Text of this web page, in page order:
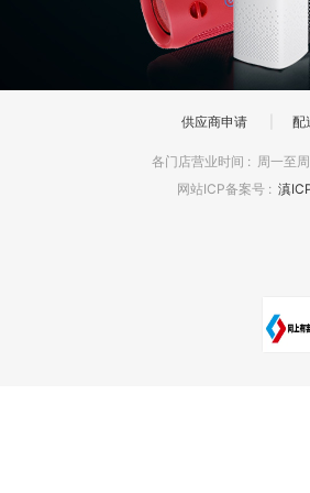
供应商申请 配
各门店营业时间 : 周一至
网站ICP备案号 : 滇